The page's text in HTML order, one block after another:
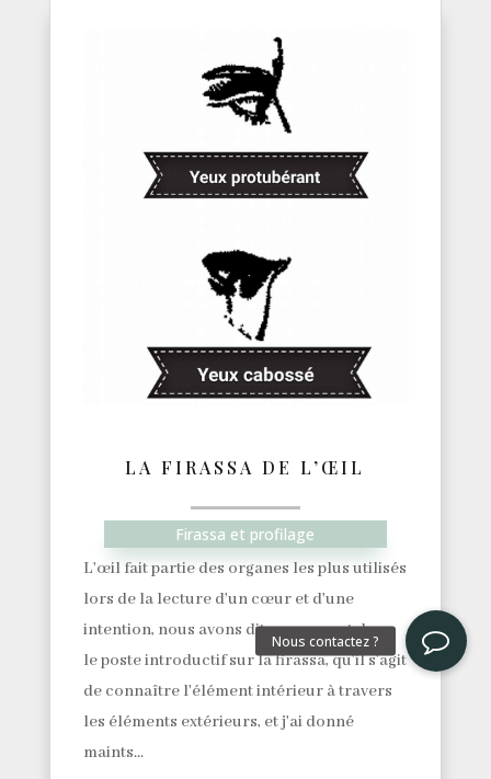
LA FIRASSA DE L’ŒIL
Firassa et profilage
L'œil fait partie des organes les plus utilisés
lors de la lecture d'un cœur et d'une
intention, nous avons dit auparavant dans
le poste introductif sur la firassa, qu’il s’agit
de connaître l'élément intérieur à travers
les éléments extérieurs, et j'ai donné
maints...